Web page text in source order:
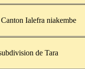
Ialefra niakembe
de Tara